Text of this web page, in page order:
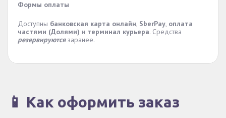
Формы оплаты
Доступны банковская карта онлайн, SberPay, оплата
частями (Долями) и терминал курьера. Средства
резервируютсязаранее.
📱 Как оформить заказ